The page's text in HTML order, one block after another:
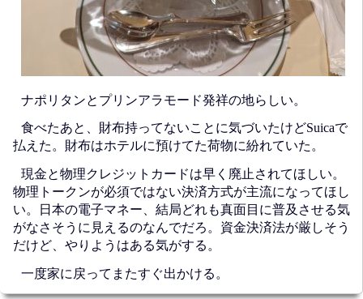
ナポリタンとプリンアラモード発祥の地らしい。
食べたあと、財布持ってないことに気づいたけどSuicaで
払えた。財布はホテルに預けてた荷物に紛れていた。
現金と物理クレジットカードは早く廃止されてほしい。
物理トークンが必須ではない決済方式が主流になってほし
い。日本の電子マネー、結局どれも真面目に普及させる気
がなさそうに見えるのなんでだろ。資金決済法が厳しそう
だけど、やりようはある気がする。
一度家に戻ってまたすぐ出かける。